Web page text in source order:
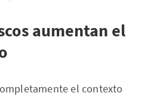
aumentan el
el contexto